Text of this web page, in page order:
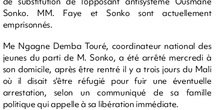
Sonko. MM. Faye et Sonko sont actuellement
emprisonnés.
Me Ngagne Demba Touré, coordinateur national des
jeunes du parti de M. Sonko, a été arrêté mercredi à
son domicile, après être rentré il y a trois jours du Mali
où il disait s'être réfugié pour fuir une éventuelle
arrestation, selon un communiqué de sa famille
politique qui appelle à sa libération immédiate.